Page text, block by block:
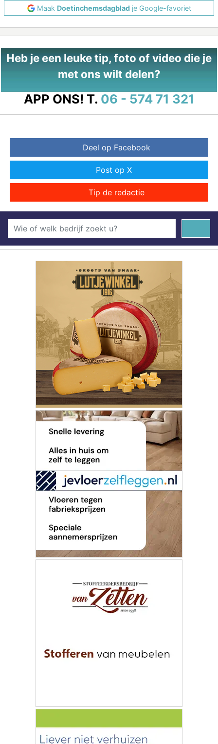
Maak Doetinchemsdagbladje Google-favoriet
Heb je een leuke tip, foto of video die je
met ons wilt delen?
APP ONS! T. 06 - 574 71 321
Deel op Facebook
Post op X
Tip de redactie